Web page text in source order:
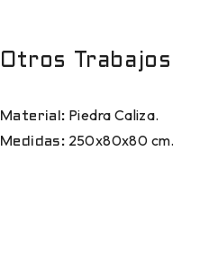
Otros Trabajos
Material: Piedra Caliza.
Medidas: 250x80x80 cm.